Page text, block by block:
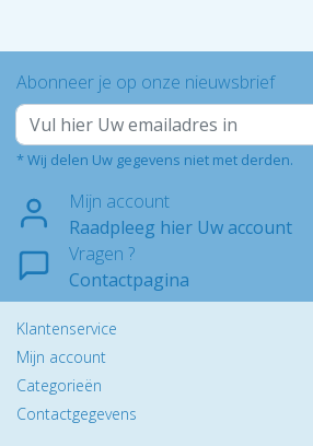
Abonneer je op onze nieuwsbrief
* Wij delen Uw gegevens niet met derden.
Mijn account
Raadpleeg hier Uw account
Vragen ?
Contactpagina
Klantenservice
Mijn account
Categorieën
Contactgegevens